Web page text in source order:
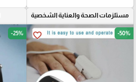
مستلزمات الصحة والعناية الشخصية
favorite_border -50%
-25%